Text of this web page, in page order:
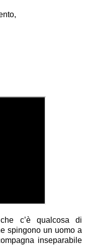
c’è qualcosa di
spingono un uomo a
inseparabile